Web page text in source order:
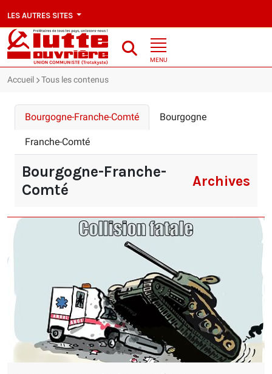
LES AUTRES SITES
MENU
Accueil Tous les contenus
Bourgogne-Franche-Comté Bourgogne
Franche-Comté
Bourgogne-Franche-
Comté
Archives